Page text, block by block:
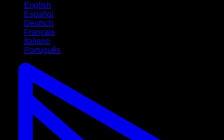
English
Español
Deutsch
Français
Italiano
Português